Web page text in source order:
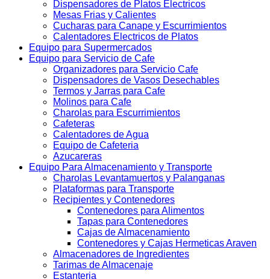
Dispensadores de Platos Electricos
Mesas Frias y Calientes
Cucharas para Canape y Escurrimientos
Calentadores Electricos de Platos
Equipo para Supermercados
Equipo para Servicio de Cafe
Organizadores para Servicio Cafe
Dispensadores de Vasos Desechables
Termos y Jarras para Cafe
Molinos para Cafe
Charolas para Escurrimientos
Cafeteras
Calentadores de Agua
Equipo de Cafeteria
Azucareras
Equipo Para Almacenamiento y Transporte
Charolas Levantamuertos y Palanganas
Plataformas para Transporte
Recipientes y Contenedores
Contenedores para Alimentos
Tapas para Contenedores
Cajas de Almacenamiento
Contenedores y Cajas Hermeticas Araven
Almacenadores de Ingredientes
Tarimas de Almacenaje
Estanteria